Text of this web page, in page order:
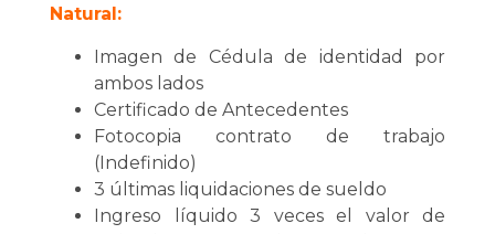
Natural:
Imagen de Cédula de identidad por
ambos lados
Certificado de Antecedentes
Fotocopia contrato de trabajo
(Indefinido)
3 últimas liquidaciones de sueldo
Ingreso líquido 3 veces el valor de